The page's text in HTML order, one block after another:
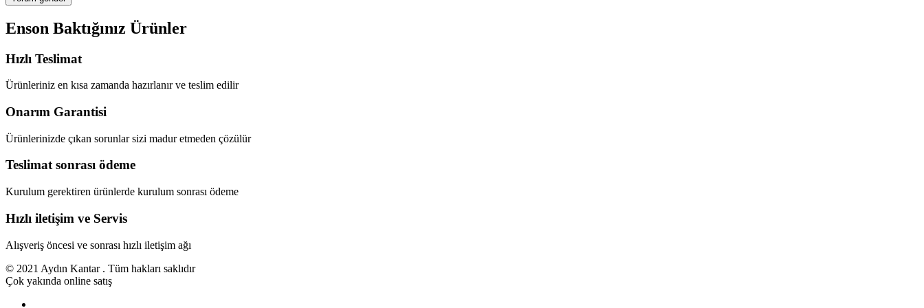
Enson Baktığınız Ürünler
Hızlı Teslimat
Ürünleriniz en kısa zamanda hazırlanır ve teslim edilir
Onarım Garantisi
Ürünlerinizde çıkan sorunlar sizi madur etmeden çözülür
Teslimat sonrası ödeme
Kurulum gerektiren ürünlerde kurulum sonrası ödeme
Hızlı iletişim ve Servis
Alışveriş öncesi ve sonrası hızlı iletişim ağı
© 2021 Aydın Kantar . Tüm hakları saklıdır
Çok yakında online satış